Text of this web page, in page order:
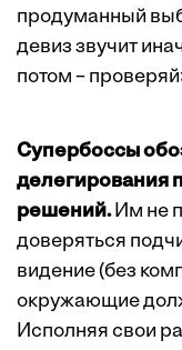
продуманный
девиз звучит
потом –
Супербоссы
делегирования
решений.Им не
доверяться
видение (без
окружающие
Исполняя свои